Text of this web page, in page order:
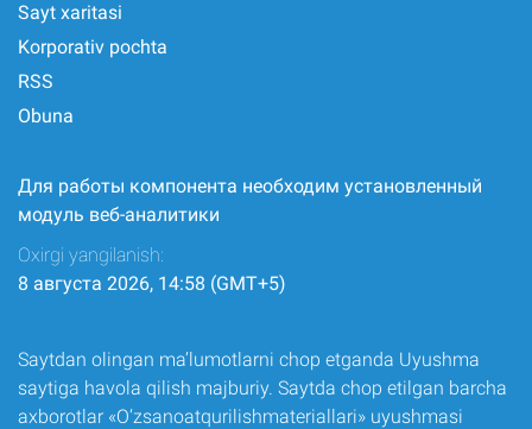
Sayt xaritasi
Korporativ pochta
RSS
Obuna
Для работы компонента необходим установленный
модуль веб-аналитики
Oxirgi yangilanish:
8 августа 2026, 14:58 (GMT+5)
Saytdan olingan ma’lumotlarni chop etganda Uyushma
saytiga havola qilish majburiy. Saytda chop etilgan barcha
axborotlar «O‘zsanoatqurilishmateriallari» uyushmasi